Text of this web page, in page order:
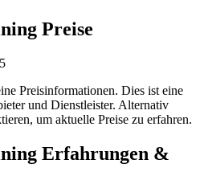
Preise
Preisinformationen. Dies ist eine
und Dienstleister. Alternativ
um aktuelle Preise zu erfahren.
Erfahrungen &